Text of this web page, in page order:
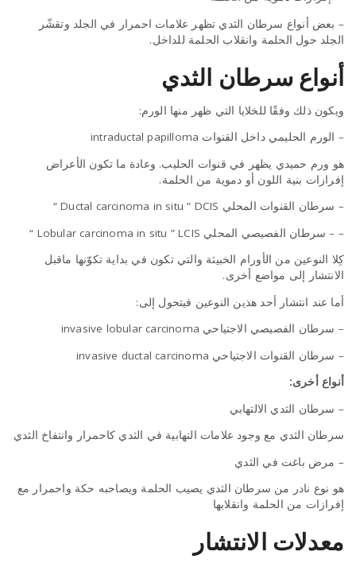
– بعض أنواع سرطان الثدي تظهر علامات احمرار في الجلد وتقشّر
الجلد حول الحلمة وانقلاب الحلمة للداخل.
أنواع سرطان الثدي
ويكون ذلك وفقًا للخلايا التي ظهر منها الورم:
– الورم الحليمي داخل القنوات intraductal papilloma
هو ورم حميدي يظهر في قنوات الحليب. وعادة ما تكون الأعراض
إفرازات بنية اللون أو دموية من الحلمة.
– سرطان القنوات المحلي Ductal carcinoma in situ ” DCIS “
– – سرطان الفصيصي المحلي Lobular carcinoma in situ ” LCIS “
كِلا النوعين من الأورام الخبيثة والتي تكون في بداية تكوّنها ماقبل
الانتشار إلى مواضع أخرى.
أما عند انتشار أحد هذين النوعين فيتحول إلى:
– سرطان الفصيصي الاجتياحي invasive lobular carcinoma
– سرطان القنوات الاجتياحي invasive ductal carcinoma
أنواع أخرى:
– سرطان الثدي الالتهابي
سرطان الثدي مع وجود علامات التهابية في الثدي كاحمرار وانتفاخ الثدي
– مرض باغت في الثدي
هو نوع نادر من سرطان الثدي يصيب الحلمة ويصاحبه حكة واحمرار مع
إفرازات من الحلمة وانقلابها
معدلات الانتشار